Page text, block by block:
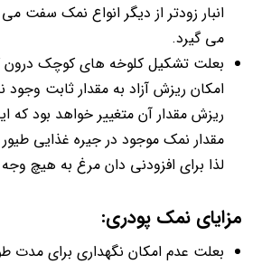
انبار زودتر از دیگر انواع نمک سفت
می گیرد.
بعلت تشکیل کلوخه های کوچک
امکان ریزش آزاد به مقدار ثابت وجود
ریزش مقدار آن متغییر خواهد بود که
مقدار نمک موجود در جیره غذایی طیور
لذا برای افزودنی دان مرغ به هیچ
مزایای نمک پودری:
بعلت عدم امکان نگهداری برای مدت